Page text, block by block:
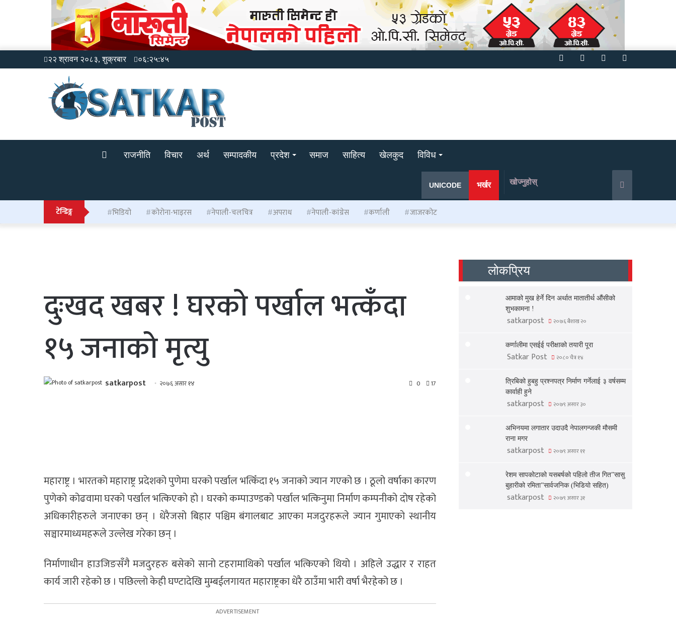
२२ श्रावन २०८३, शुक्रबार ०६:२५:४५ YouTube
Twitter
Facebook
राजनीति विचार अर्थ सम्पादकीय प्रदेश समाज साहित्य खेलकुद विविध
भर्खर
UNICODE
टेन्डिङ्ग भिडियो कोरोना-भाइरस नेपाली-चलचित्र अपराध नेपाली-कांग्रेस कर्णाली जाजरकोट
दुःखद खबर ! घरकाे पर्खाल भत्कँदा
१५ जनाको मृत्यु
satkarpost २०७६ असार १४ 0 17
महाराष्ट्र । भारतको महाराष्ट्र प्रदेशको पुणेमा घरको पर्खाल भत्किँदा १५ जनाको ज्यान गएको छ । ठूलो वर्षाका कारण
पुणेको कोढवामा घरको पर्खाल भत्किएको हो । घरको कम्पाउण्डको पर्खाल भत्किनुमा निर्माण कम्पनीको दोष रहेको
अधिकारीहरुले जनाएका छन् । धेरैजसो बिहार पश्चिम बंगालबाट आएका मजदुरहरूले ज्यान गुमाएकाे स्थानीय
सञ्चारमाध्यमहरूले उल्लेख गरेका छन् ।
निर्माणाधीन हाउजिङसँगै मजदुरहरु बसेको सानो टहरामाथिको पर्खाल भत्किएको थियो । अहिले उद्धार र राहत
कार्य जारी रहेको छ । पछिल्लो केही घण्टादेखि मुम्बईलगायत महाराष्ट्रका धेरै ठाउँमा भारी वर्षा भैरहेको छ ।
लोकप्रिय
आमाको मुख हेर्ने दिन अर्थात मातातीर्थ औंसीको
शुभकामना !
satkarpost २०७६ बैशाख २०
कर्णालीमा एसईई परीक्षाको तयारी पूरा
Satkar Post २०८० चैत्र १४
त्रिबिको हुबहु प्रश्नपत्र निर्माण गर्नेलाई ३ वर्षसम्म
कार्वाही हुने
satkarpost २०७९ असार ३०
अभिनयमा लगातार उदाउदै नेपालगन्जकी मौसमी
राना मगर
satkarpost २०७९ असार ११
रेशम सापकोटाको यसबर्षको पहिलो तीज गित”सासु
बुहारीको रमिता”सार्वजनिक (भिडियो सहित)
satkarpost २०७९ असार ३१